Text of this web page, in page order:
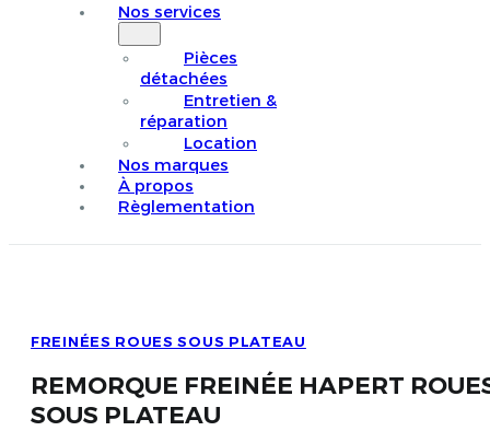
Nos services
Pièces
détachées
Entretien &
réparation
Location
Nos marques
À propos
Règlementation
FREINÉES ROUES SOUS PLATEAU
REMORQUE FREINÉE HAPERT
SOUS PLATEAU